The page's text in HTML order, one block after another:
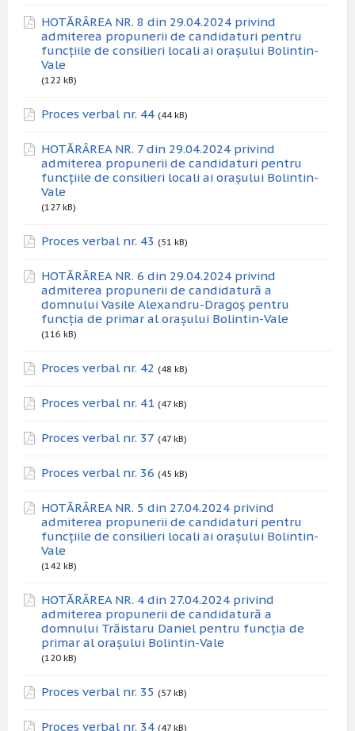
HOTĂRÂREA NR. 8 din 29.04.2024 privind
admiterea propunerii de candidaturi pentru
funcțiile de consilieri locali ai orașului Bolintin-
Vale
(122 kB)
Proces verbal nr. 44 (44 kB)
HOTĂRÂREA NR. 7 din 29.04.2024 privind
admiterea propunerii de candidaturi pentru
funcțiile de consilieri locali ai orașului Bolintin-
Vale
(127 kB)
Proces verbal nr. 43 (51 kB)
HOTĂRÂREA NR. 6 din 29.04.2024 privind
admiterea propunerii de candidatură a
domnului Vasile Alexandru-Dragoș pentru
funcția de primar al orașului Bolintin-Vale
(116 kB)
Proces verbal nr. 42 (48 kB)
Proces verbal nr. 41 (47 kB)
Proces verbal nr. 37 (47 kB)
Proces verbal nr. 36 (45 kB)
HOTĂRÂREA NR. 5 din 27.04.2024 privind
admiterea propunerii de candidaturi pentru
funcțiile de consilieri locali ai orașului Bolintin-
Vale
(142 kB)
HOTĂRÂREA NR. 4 din 27.04.2024 privind
admiterea propunerii de candidatură a
domnului Trăistaru Daniel pentru funcția de
primar al orașului Bolintin-Vale
(120 kB)
Proces verbal nr. 35 (57 kB)
Proces verbal nr. 34 (47 kB)